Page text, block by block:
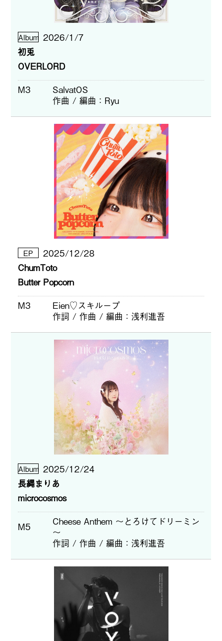
Album 2026/1/7
初兎
OVERLORD
M3
SalvatOS
作曲 / 編曲
Ryu
EP
2025/12/28
ChumToto
Butter Popcorn
M3
Eien♡スキループ
作詞 / 作曲 / 編曲
浅利進吾
Album 2025/12/24
長縄まりあ
microcosmos
M5
Cheese Anthem ～とろけてドリーミン
～
作詞 / 作曲 / 編曲
浅利進吾